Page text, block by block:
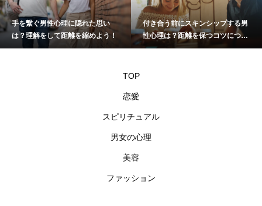
手を繋ぐ男性心理に隠れた思い
は？理解をして距離を縮めよう！
付き合う前にスキンシップする男
性心理は？距離を保つコツについ
て
TOP
恋愛
スピリチュアル
男女の心理
美容
ファッション